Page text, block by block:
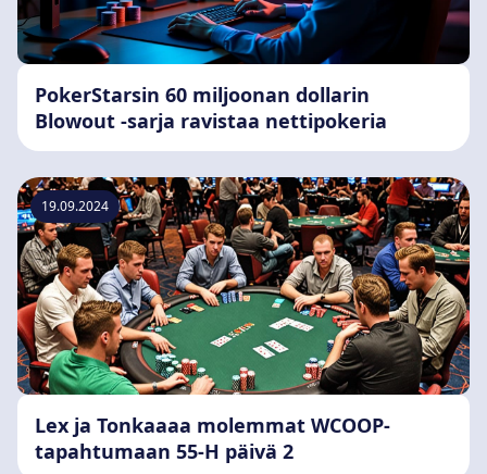
PokerStarsin 60 miljoonan dollarin
Blowout -sarja ravistaa nettipokeria
19.09.2024
Lex ja Tonkaaaa molemmat WCOOP-
tapahtumaan 55-H päivä 2